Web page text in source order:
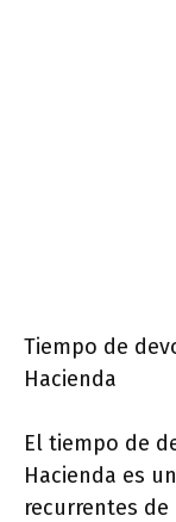
Tiempo de
Hacienda
El tiempo de
Hacienda es
recurrentes